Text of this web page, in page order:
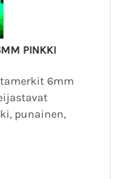
PINKKI
6mm
punainen,